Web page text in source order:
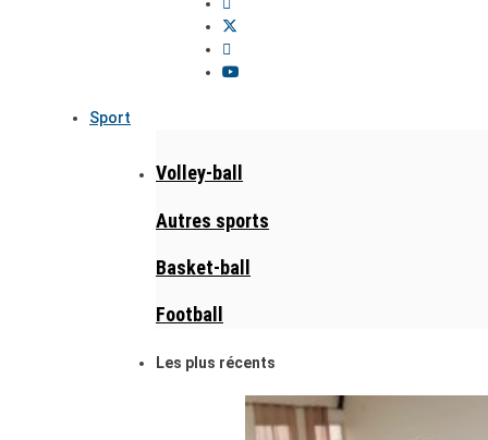
Sport
Volley-ball
Autres sports
Basket-ball
Football
Les plus récents